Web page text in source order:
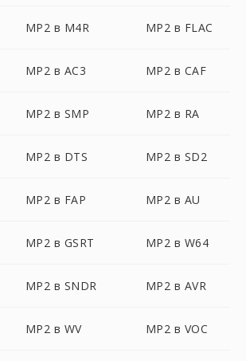
MP2 в M4R MP2 в FLAC
MP2 в AC3 MP2 в CAF
MP2 в SMP MP2 в RA
MP2 в DTS MP2 в SD2
MP2 в FAP MP2 в AU
MP2 в GSRT MP2 в W64
MP2 в SNDR MP2 в AVR
MP2 в WV MP2 в VOC